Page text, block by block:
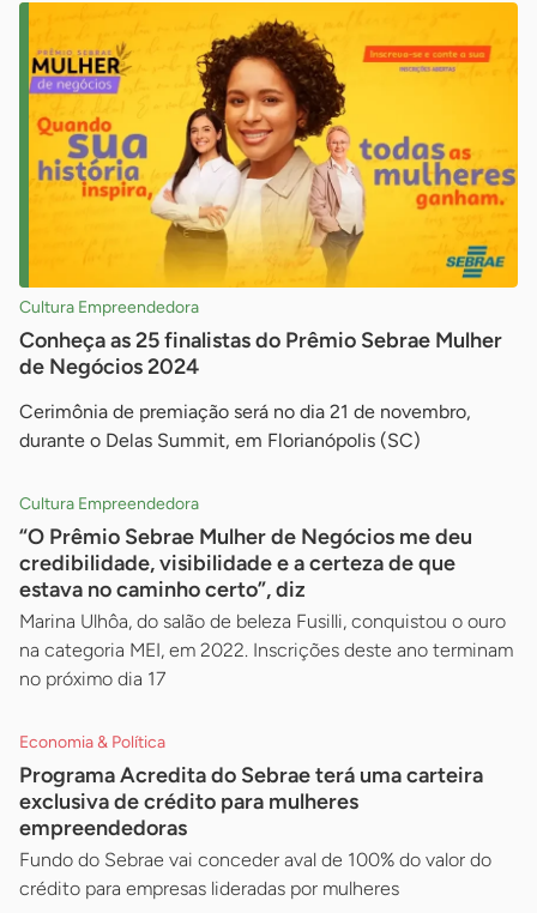
Cultura Empreendedora
Conheça as 25 finalistas do Prêmio Sebrae Mulher
de Negócios 2024
Cerimônia de premiação será no dia 21 de novembro,
durante o Delas Summit, em Florianópolis (SC)
Cultura Empreendedora
“O Prêmio Sebrae Mulher de Negócios me deu
credibilidade, visibilidade e a certeza de que
estava no caminho certo”, diz
Marina Ulhôa, do salão de beleza Fusilli, conquistou o ouro
na categoria MEI, em 2022. Inscrições deste ano terminam
no próximo dia 17
Economia & Política
Programa Acredita do Sebrae terá uma carteira
exclusiva de crédito para mulheres
empreendedoras
Fundo do Sebrae vai conceder aval de 100% do valor do
crédito para empresas lideradas por mulheres